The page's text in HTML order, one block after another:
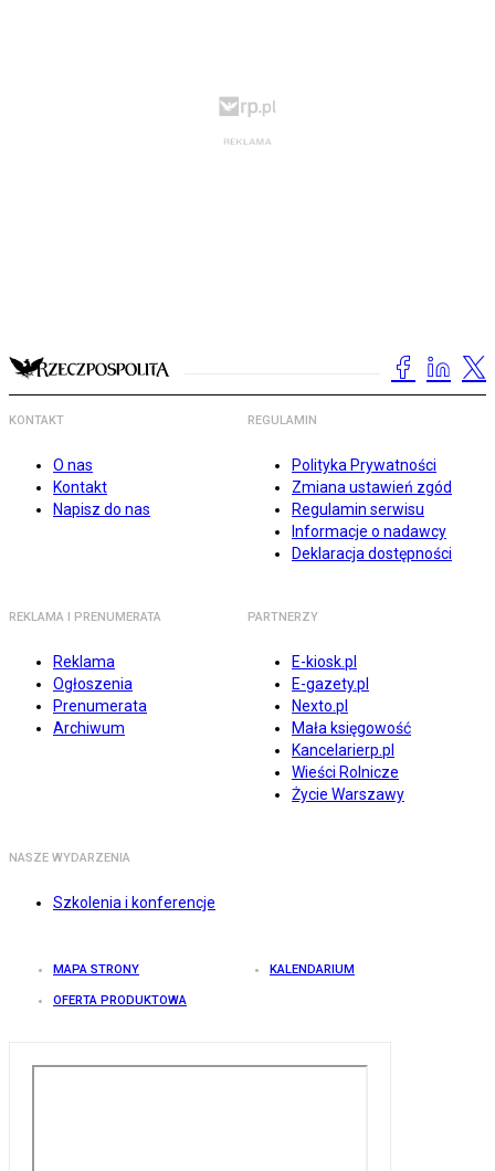
KONTAKT
O nas
Kontakt
Napisz do nas
REGULAMIN
Polityka Prywatności
Zmiana ustawień zgód
Regulamin serwisu
Informacje o nadawcy
Deklaracja dostępności
REKLAMA I PRENUMERATA
Reklama
Ogłoszenia
Prenumerata
Archiwum
PARTNERZY
E-kiosk.pl
E-gazety.pl
Nexto.pl
Mała księgowość
Kancelarierp.pl
Wieści Rolnicze
Życie Warszawy
NASZE WYDARZENIA
Szkolenia i konferencje
MAPA STRONY KALENDARIUM
OFERTA PRODUKTOWA